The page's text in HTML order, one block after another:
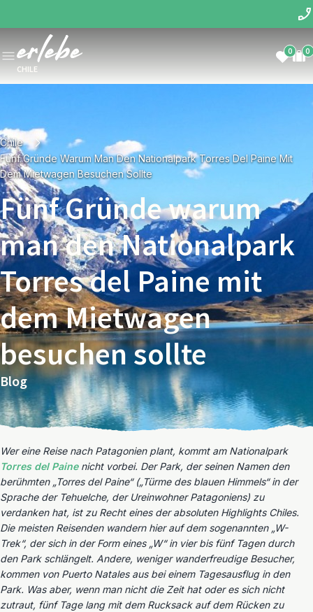
CHILE
0 0
Chile
Fünf Gründe Warum Man Den Nationalpark Torres Del Paine Mit
Dem Mietwagen Besuchen Sollte
Fünf Gründe warum
man den Nationalpark
Torres del Paine mit
dem Mietwagen
besuchen sollte
Blog
Wer eine Reise nach Patagonien plant, kommt am Nationalpark
Torres del Painenicht vorbei. Der Park, der seinen Namen den
berühmten „Torres del Paine“ („Türme des blauen Himmels“ in der
Sprache der Tehuelche, der Ureinwohner Patagoniens) zu
verdanken hat, ist zu Recht eines der absoluten Highlights Chiles.
Die meisten Reisenden wandern hier auf dem sogenannten „W-
Trek“, der sich in der Form eines „W“ in vier bis fünf Tagen durch
den Park schlängelt. Andere, weniger wanderfreudige Besucher,
kommen von Puerto Natales aus bei einem Tagesausflug in den
Park. Was aber, wenn man nicht die Zeit hat oder es sich nicht
zutraut, fünf Tage lang mit dem Rucksack auf dem Rücken zu